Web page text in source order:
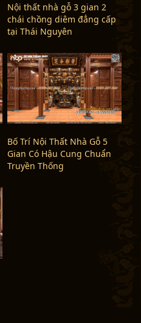
Nội thất nhà gỗ 3 gian 2
chái chồng diêm đẳng cấp
tại Thái Nguyên
Bố Trí Nội Thất Nhà Gỗ 5
Gian Có Hậu Cung Chuẩn
Truyền Thống